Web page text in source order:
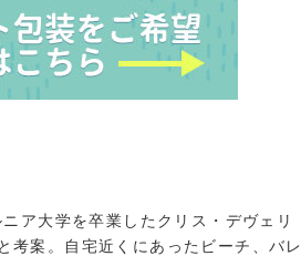
ア大学を卒業したクリス・デヴェリ
考案。自宅近くにあったビーチ、バレ